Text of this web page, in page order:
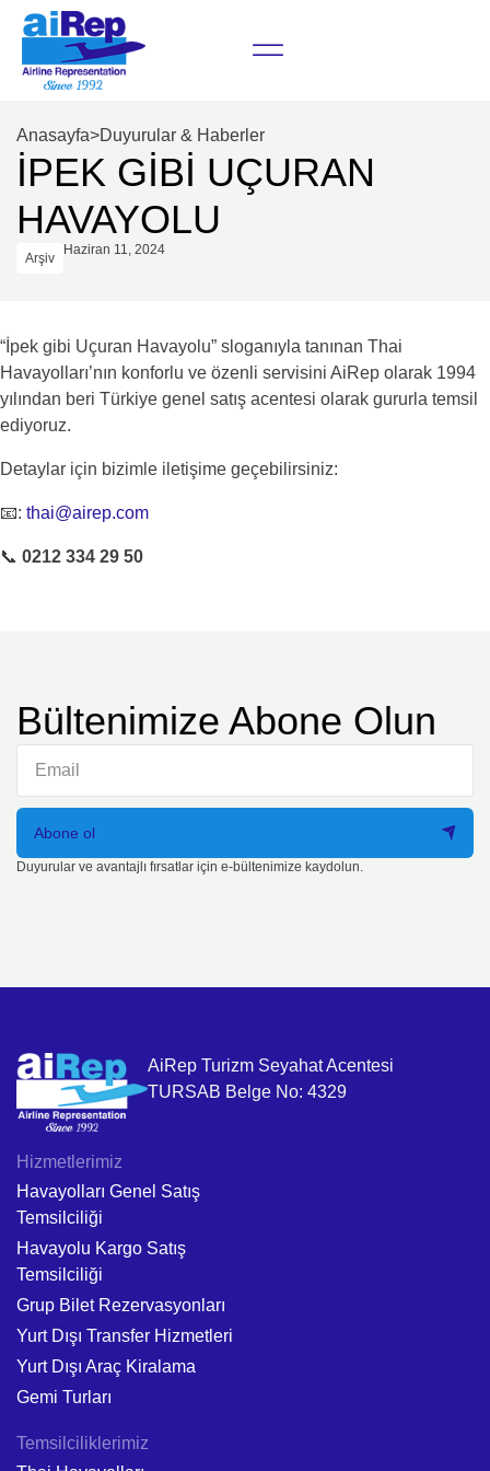
Anasayfa>Duyurular & Haberler
İPEK GİBİ UÇURAN
HAVAYOLU
Arşiv
Haziran 11, 2024
“İpek gibi Uçuran Havayolu” sloganıyla tanınan Thai
Havayolları’nın konforlu ve özenli servisini AiRep olarak 1994
yılından beri Türkiye genel satış acentesi olarak gururla temsil
ediyoruz.
Detaylar için bizimle iletişime geçebilirsiniz:
📧: thai@airep.com
📞 0212 334 29 50
Bültenimize Abone Olun
Abone ol
Duyurular ve avantajlı fırsatlar için e-bültenimize kaydolun.
AiRep Turizm Seyahat Acentesi
TURSAB Belge No: 4329
Hizmetlerimiz
Havayolları Genel Satış
Temsilciliği
Havayolu Kargo Satış
Temsilciliği
Grup Bilet Rezervasyonları
Yurt Dışı Transfer Hizmetleri
Yurt Dışı Araç Kiralama
Gemi Turları
Temsilciliklerimiz